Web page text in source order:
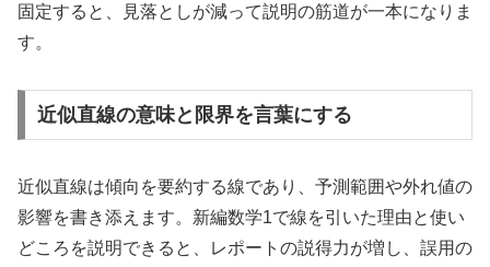
固定すると、見落としが減って説明の筋道が一本になりま
す。
近似直線の意味と限界を言葉にする
近似直線は傾向を要約する線であり、予測範囲や外れ値の
影響を書き添えます。新編数学1で線を引いた理由と使い
どころを説明できると、レポートの説得力が増し、誤用の